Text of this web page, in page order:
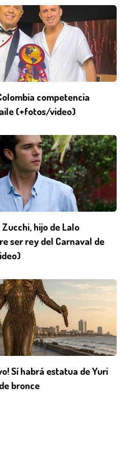
competencia
(+fotos/video)
hijo de Lalo
ser rey del Carnaval de
Sí habrá estatua de Yuri
bronce